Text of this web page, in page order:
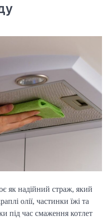
як надійний страж, який
олії, частинки їжі та
під час смаження котлет